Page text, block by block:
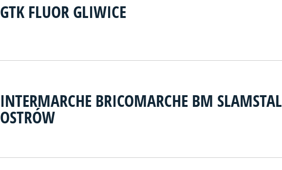
GTK FLUOR GLIWICE
INTERMARCHE BRICOMARCHE BM SLAMSTAL
OSTRÓW